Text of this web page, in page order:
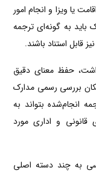
یا ویزا و انجام امور
باید به گونه‌ای ترجمه
قابل استناد باشند.
حفظ معنای دقیق
بررسی رسمی مدارک
انجام‌شده بتواند به
قانونی و اداری مورد
به چند دسته اصلی